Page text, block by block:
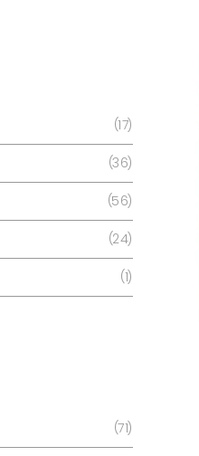
17
36
56
24
1
71